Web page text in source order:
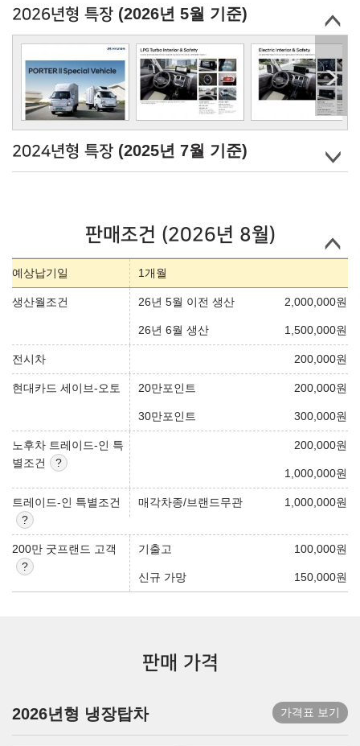
2026년형 특장 (2026년 5월 기준)
2024년형 특장 (2025년 7월 기준)
판매조건 (2026년 8월)
예상납기일 1개월
생산월조건 26년 5월 이전 생산 2,000,000원
26년 6월 생산 1,500,000원
전시차 200,000원
현대카드 세이브-오토 20만포인트 200,000원
30만포인트 300,000원
노후차 트레이드-인 특
별조건
200,000원
1,000,000원
트레이드-인 특별조건 매각차종/브랜드무관 1,000,000원
200만 굿프랜드 고객 기출고 100,000원
신규 가망 150,000원
판매 가격
2026년형 냉장탑차 가격표 보기